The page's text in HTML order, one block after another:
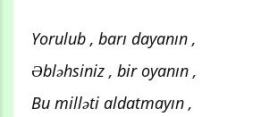
Yorulub , barı dayanın ,
Əbləhsiniz , bir oyanın ,
Bu milləti aldatmayın ,